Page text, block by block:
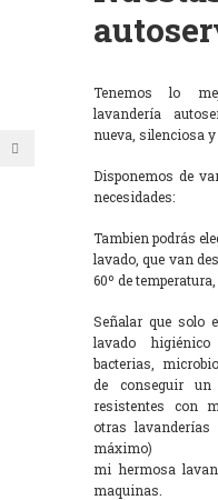
Tenemos lo
lavandería
nueva, silenciosa y
Disponemos de
necesidades:
Tambien podrás
lavado, que van
60º de
Señalar que solo
lavado
bacterias,
de conseguir un
resistentes con
otras
máximo)
mi hermosa
maquinas.